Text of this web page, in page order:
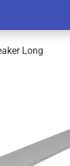
Long